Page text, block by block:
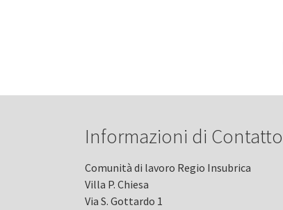
Informazioni di Contatto
Comunità di lavoro Regio Insubrica
Villa P. Chiesa
Via S. Gottardo 1